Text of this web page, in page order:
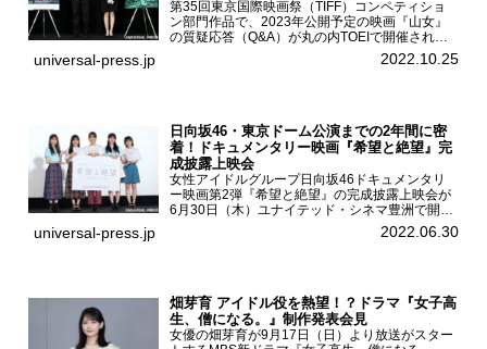
第35回東京国際映画祭（TIFF）コンペティショ
ン部門作品で、2023年公開予定の映画『山女』
の質疑応答（Q&A）が丸の内TOEIで開催され、
主演を務めた女優の山田杏奈、監督の福永壮志が
登壇。本作について語った。映画『山女』第35
universal-press.jp 2022.10.25
日向坂46・東京ドーム公演までの2年間に密
着！ドキュメンタリー映画『希望と絶望』完
成披露上映会
女性アイドルグループ日向坂46ドキュメンタリ
ー映画第2弾『希望と絶望』の完成披露上映会が
6月30日（木）ユナイテッド・シネマ豊洲で開催
され、日向坂46メンバーの加藤史帆、齊藤京
子、佐々木久美、富田鈴花、松田好花の5人が登
universal-press.jp 2022.06.30
畑芽育 アイドル役を熱望！？ドラマ『女子高
生、僧になる。』制作発表会見
女優の畑芽育が9月17日（日）より放送がスター